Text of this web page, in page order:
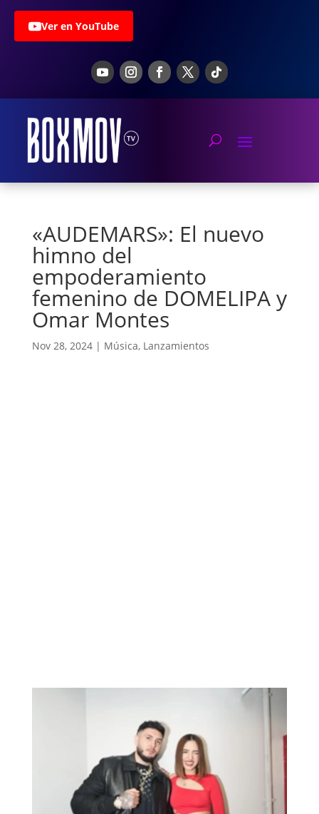
Ver en YouTube
«AUDEMARS»: El nuevo
himno del
empoderamiento
femenino de DOMELIPA y
Omar Montes
Nov 28, 2024| Música, Lanzamientos